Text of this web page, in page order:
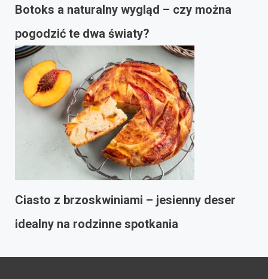
Botoks a naturalny wygląd – czy można
pogodzić te dwa światy?
Ciasto z brzoskwiniami – jesienny deser
idealny na rodzinne spotkania